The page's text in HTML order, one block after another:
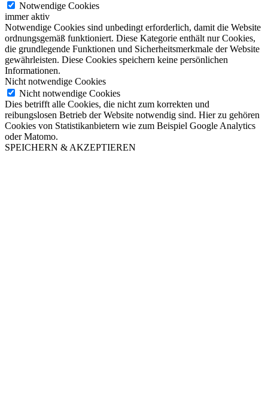
Notwendige Cookies
immer aktiv
Notwendige Cookies sind unbedingt erforderlich, damit die Website
ordnungsgemäß funktioniert. Diese Kategorie enthält nur Cookies,
die grundlegende Funktionen und Sicherheitsmerkmale der Website
gewährleisten. Diese Cookies speichern keine persönlichen
Informationen.
Nicht notwendige Cookies
Nicht notwendige Cookies
Dies betrifft alle Cookies, die nicht zum korrekten und
reibungslosen Betrieb der Website notwendig sind. Hier zu gehören
Cookies von Statistikanbietern wie zum Beispiel Google Analytics
oder Matomo.
SPEICHERN & AKZEPTIEREN